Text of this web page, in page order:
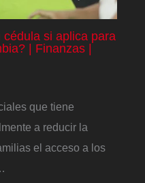
si aplica para
| Finanzas |
que tiene
a reducir la
el acceso a los